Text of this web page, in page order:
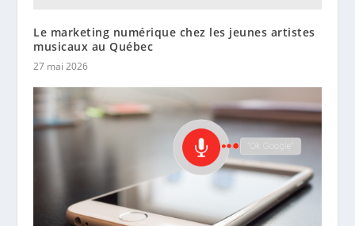
Le marketing numérique chez les jeunes artistes
musicaux au Québec
27 mai 2026